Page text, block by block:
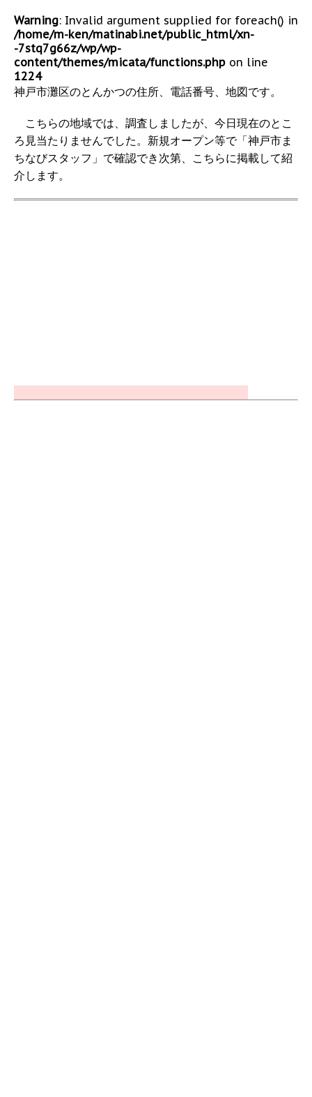
Warning: Invalid argument supplied for foreach() in
/home/m-ken/matinabi.net/public_html/xn-
-7stq7g66z/wp/wp-
content/themes/micata/functions.php on line
1224
神戸市灘区のとんかつの住所、電話番号、地図です。
こちらの地域では、調査しましたが、今日現在のとこ
ろ見当たりませんでした。新規オープン等で「神戸市ま
ちなびスタッフ」で確認でき次第、こちらに掲載して紹
介します。